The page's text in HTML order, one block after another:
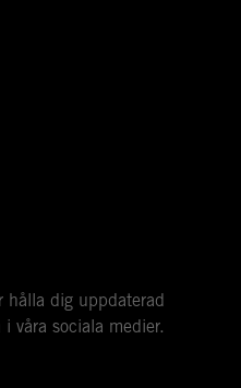
hålla dig uppdaterad
våra sociala medier.